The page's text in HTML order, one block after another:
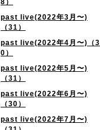
8）
past live(2022年3月〜)
（31）
past live(2022年4月〜)（3
0）
past live(2022年5月〜)
（31）
past live(2022年6月〜)
（30）
past live(2022年7月〜)